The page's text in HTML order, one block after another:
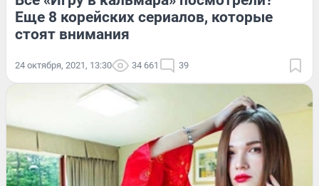
Еще 8 корейских сериалов, которые
стоят внимания
24 октября, 2021, 13:30 34 661 39